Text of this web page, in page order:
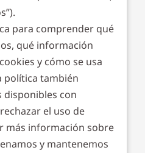
para comprender qué
qué información
y cómo se usa
política también
disponibles con
el uso de
más información sobre
y mantenemos